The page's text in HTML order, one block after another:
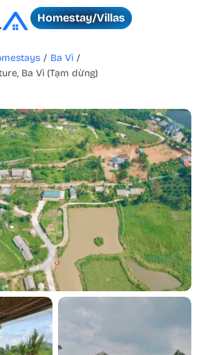
Homestay/Villas
/ Ba Vì /
Ba Vì (Tạm dừng)